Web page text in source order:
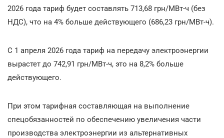
2026 года тариф будет составлять 713,68 грн/МВт-ч (без
НДС), что на 4% больше действующего (686,23 грн/МВт-ч).
С 1 апреля 2026 года тариф на передачу электроэнергии
вырастет до 742,91 грн/МВт-ч, это на 8,2% больше
действующего.
При этом тарифная составляющая на выполнение
спецобязанностей по обеспечению увеличения части
производства электроэнергии из альтернативных